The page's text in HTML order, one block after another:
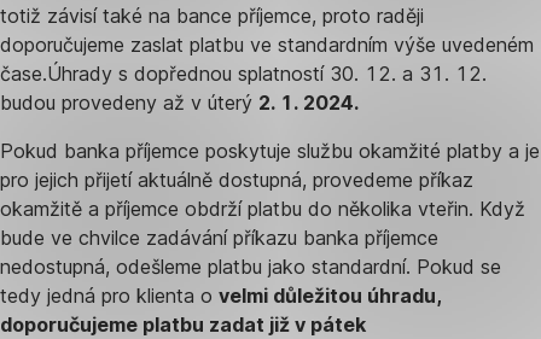
totiž závisí také na bance příjemce, proto raději
doporučujeme zaslat platbu ve standardním výše uvedeném
čase.Úhrady s dopřednou splatností 30. 12. a 31. 12.
budou provedeny až v úterý 2. 1. 2024.
Pokud banka příjemce poskytuje službu okamžité platby a je
pro jejich přijetí aktuálně dostupná, provedeme příkaz
okamžitě a příjemce obdrží platbu do několika vteřin. Když
bude ve chvilce zadávání příkazu banka příjemce
nedostupná, odešleme platbu jako standardní. Pokud se
tedy jedná pro klienta o velmi důležitou úhradu,
doporučujeme platbu zadat již v pátek